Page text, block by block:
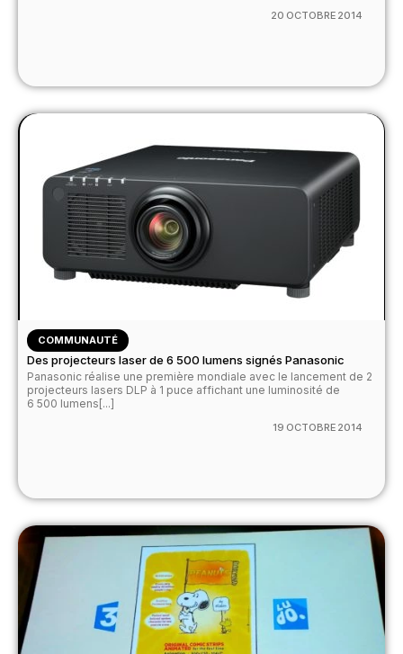
20 OCTOBRE 2014
COMMUNAUTÉ
Des projecteurs laser de 6 500 lumens signés Panasonic
Panasonic réalise une première mondiale avec le lancement de 2
projecteurs lasers DLP à 1 puce affichant une luminosité de
6 500 lumens[...]
19 OCTOBRE 2014